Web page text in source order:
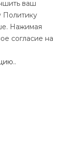
ваш
Политику
Нажимая
согласие на
.